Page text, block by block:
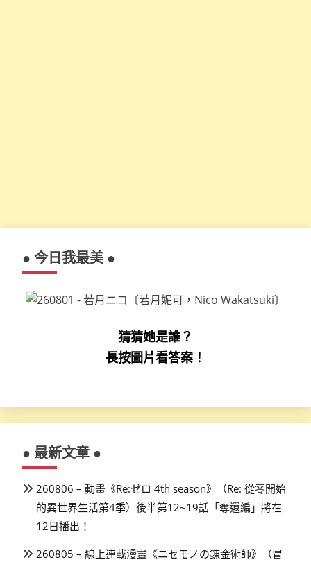
● 今日我最美 ●
猜猜她是誰？
長按圖片看答案！
● 最新文章 ●
260806 – 動畫《Re:ゼロ 4th season》（Re: 從零開始
的異世界生活第4季）後半第12~19話「奪還編」將在
12日播出！
260805 – 線上連載漫畫《ニセモノの錬金術師》（冒